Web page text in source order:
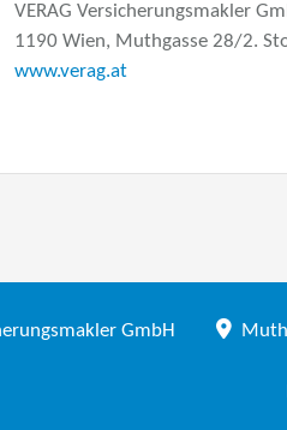
VERAG Versicherungsmakler
1190 Wien, Muthgasse 28/2.
www.verag.at
GmbH